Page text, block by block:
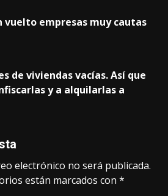
vuelto empresas muy cautas
de viviendas vacías. Así que
y a alquilarlas a
electrónico no será publicada.
están marcados con *